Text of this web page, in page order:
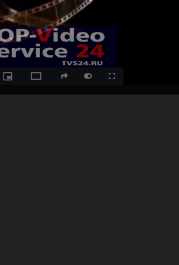
Picture-
to
Fullscreen